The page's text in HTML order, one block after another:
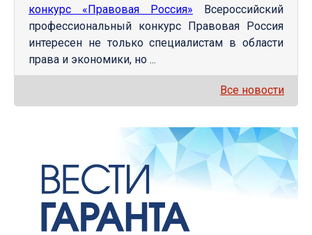
конкурс «Правовая Россия» Всероссийский
профессиональный конкурс Правовая Россия
интересен не только специалистам в области
права и экономики, но ...
Все новости